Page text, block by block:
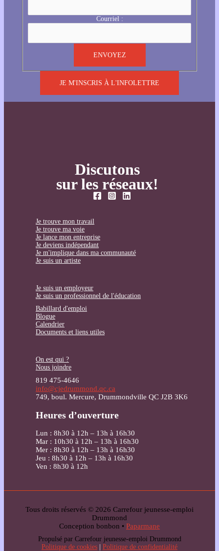
Courriel :
JE M'INSCRIS À L'INFOLETTRE
Discutons
sur les réseaux!
Je trouve mon travail
Je trouve ma voie
Je lance mon entreprise
Je deviens indépendant
Je m'implique dans ma communauté
Je suis un artiste
Je suis un employeur
Je suis un professionnel de l'éducation
Babillard d'emploi
Blogue
Calendrier
Documents et liens utiles
On est qui ?
Nous joindre
819 475-4646
info@cjedrummond.qc.ca
749, boul. Mercure, Drummondville QC J2B 3K6
Heures d’ouverture
Lun : 8h30 à 12h – 13h à 16h30
Mar : 10h30 à 12h – 13h à 16h30
Mer : 8h30 à 12h – 13h à 16h30
Jeu : 8h30 à 12h – 13h à 16h30
Ven : 8h30 à 12h
Tous droits réservés © 2026 Carrefour jeunesse-emploi
Drummond
Conception bonbon • Paparmane
Propulsé par Carrefour jeunesse-emploi Drummond
Politique de cookies | Politique de confidentialité